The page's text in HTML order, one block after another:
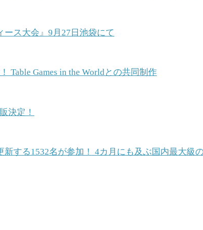
ス大会』9月27日池袋にて
Table Games in the Worldとの共同制作
決定！
新する1532名が参加！ 4カ月にも及ぶ国内最大